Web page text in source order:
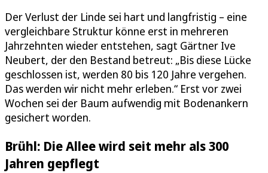
Der Verlust der Linde sei hart und langfristig – eine
vergleichbare Struktur könne erst in mehreren
Jahrzehnten wieder entstehen, sagt Gärtner Ive
Neubert, der den Bestand betreut: „Bis diese Lücke
geschlossen ist, werden 80 bis 120 Jahre vergehen.
Das werden wir nicht mehr erleben.“ Erst vor zwei
Wochen sei der Baum aufwendig mit Bodenankern
gesichert worden.
Brühl: Die Allee wird seit mehr als 300
Jahren gepflegt